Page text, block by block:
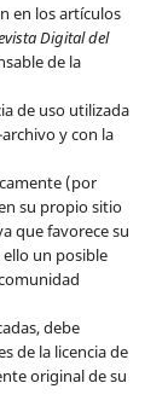
en los artículos
Digital del
de la
de uso utilizada
y con la
(por
su propio sitio
que favorece su
un posible
debe
de la licencia de
original de su